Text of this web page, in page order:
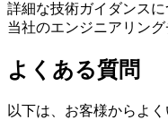
詳細な技術ガイダンスに
当社のエンジニアリン
よくある質問
以下は、お客様からよ